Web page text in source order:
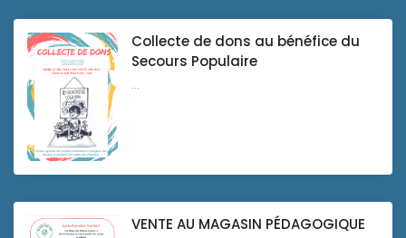
Collecte de dons au bénéfice du
Secours Populaire
...
VENTE AU MAGASIN PÉDAGOGIQUE